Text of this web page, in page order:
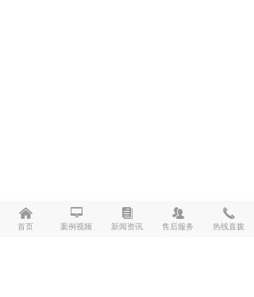
낀
首页
넡
案例视频
뀴
新闻资讯
뀡
售后服务
끅
热线直拨